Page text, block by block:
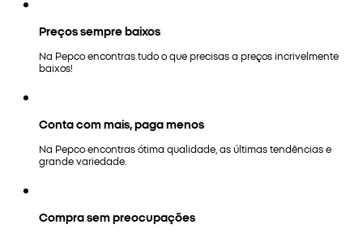
Preços sempre baixos
Na Pepco encontras tudo o que precisas a preços incrivelmente
baixos!
Conta com mais, paga menos
Na Pepco encontras ótima qualidade, as últimas tendências e
grande variedade.
Compra sem preocupações